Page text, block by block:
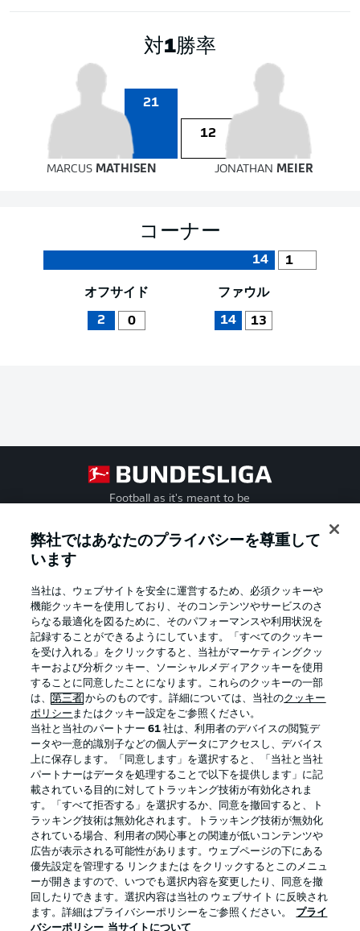
対1勝率
21
12
MARCUS MATHISEN JONATHANMEIER
コーナー
14 1
オフサイド
2 0
ファウル
14 13
Football as it's meant to be
Official Partners
プライバシー・ポリシー 優先設定を管理する
利用条件 放送局
求人 選手
弊社ではあなたのプライバシーを尊重して
います
当社は、ウェブサイトを安全に運営するため、必須クッキーや
機能クッキーを使用しており、そのコンテンツやサービスのさ
らなる最適化を図るために、そのパフォーマンスや利用状況を
記録することができるようにしています。「すべてのクッキー
を受け入れる」をクリックすると、当社がマーケティングクッ
キーおよび分析クッキー、ソーシャルメディアクッキーを使用
することに同意したことになります。これらのクッキーの一部
は、第三者 からのものです。詳細については、当社のクッキー
ポリシー またはクッキー設定をご参照ください。
当社と当社のパートナー61 社は、利用者のデバイスの閲覧デ
ータや一意的識別子などの個人データにアクセスし、デバイス
上に保存します。「同意します」を選択すると、「当社と当社
パートナーはデータを処理することで以下を提供します」に記
載されている目的に対してトラッキング技術が有効化されま
す。「すべて拒否する」を選択するか、同意を撤回すると、ト
ラッキング技術は無効化されます。トラッキング技術が無効化
されている場合、利用者の関心事との関連が低いコンテンツや
広告が表示される可能性があります。ウェブページの下にある
優先設定を管理する リンクまたは をクリックするとこのメニュ
ーが開きますので、いつでも選択内容を変更したり、同意を撤
回したりできます。選択内容は当社の ウェブサイト に反映され
ます。詳細はプライバシーポリシーをご参照ください。
プライ
バシーポリシー 当サイトについて